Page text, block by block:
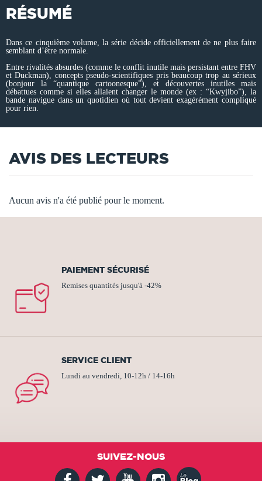
RÉSUMÉ
Dans ce cinquième volume, la série décide officiellement de ne plus faire
semblant d’être normale.
Entre rivalités absurdes (comme le conflit inutile mais persistant entre FHV
et Duckman), concepts pseudo-scientifiques pris beaucoup trop au sérieux
(bonjour la “quantique cartoonesque”), et découvertes inutiles mais
débattues comme si elles allaient changer le monde (ex : “Kwyjibo”), la
bande navigue dans un quotidien où tout devient exagérément compliqué
pour rien.
AVIS DES LECTEURS
Aucun avis n'a été publié pour le moment.
PAIEMENT SÉCURISÉ
Remises quantités jusqu'à -42%
SERVICE CLIENT
Lundi au vendredi, 10-12h / 14-16h
SUIVEZ-NOUS